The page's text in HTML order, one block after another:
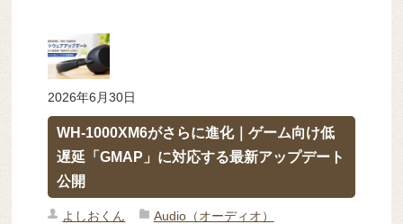
2026年6月30日
WH-1000XM6がさらに進化｜ゲーム向け低
遅延「GMAP」に対応する最新アップデート
公開
よしおくん
Audio（オーディオ）